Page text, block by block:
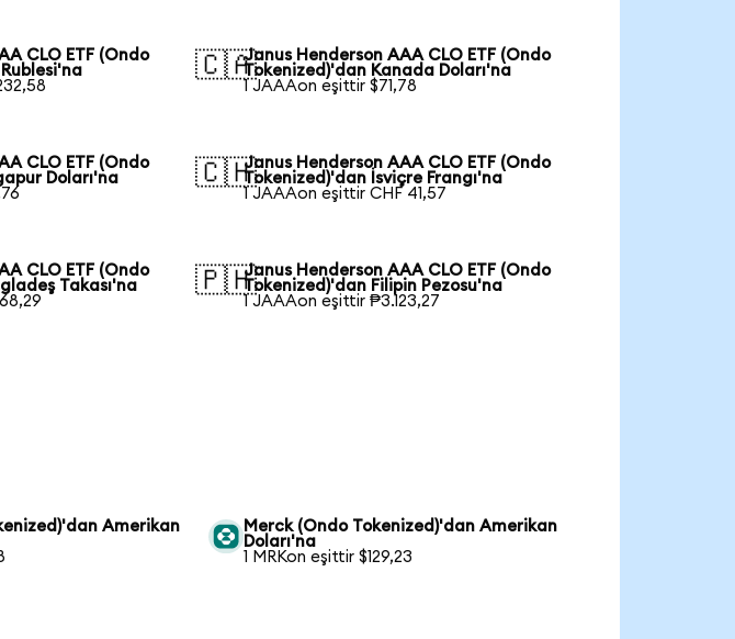
CLO ETF (Ondo
🇨🇦Janus Henderson AAA CLO ETF (Ondo
Tokenized)'dan Kanada Doları'na
1 JAAAon eşittir $71,78
CLO ETF (Ondo
Doları'na
🇨🇭Janus Henderson AAA CLO ETF (Ondo
Tokenized)'dan İsviçre Frangı'na
1 JAAAon eşittir CHF 41,57
CLO ETF (Ondo
Takası'na
🇵🇭Janus Henderson AAA CLO ETF (Ondo
Tokenized)'dan Filipin Pezosu'na
1 JAAAon eşittir ₱3.123,27
Amerikan
Merck (Ondo Tokenized)'dan Amerikan
Doları'na
1 MRKon eşittir $129,23